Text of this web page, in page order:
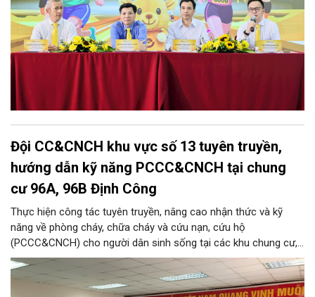
Đội CC&CNCH khu vực số 13 tuyên truyền,
hướng dẫn kỹ năng PCCC&CNCH tại chung
cư 96A, 96B Định Công
Thực hiện công tác tuyên truyền, nâng cao nhận thức và kỹ
năng về phòng cháy, chữa cháy và cứu nạn, cứu hộ
(PCCC&CNCH) cho người dân sinh sống tại các khu chung cư,
ngày 31/7/2026, Đội Cảnh sát chữa cháy và cứu nạn, cứu hộ
khu vực số 13 - Phòng Cảnh sát PCCC&CNCH, Công an thành
phố Hà Nội đã phối hợp với Ban quản lý hai tòa nhà chung cư